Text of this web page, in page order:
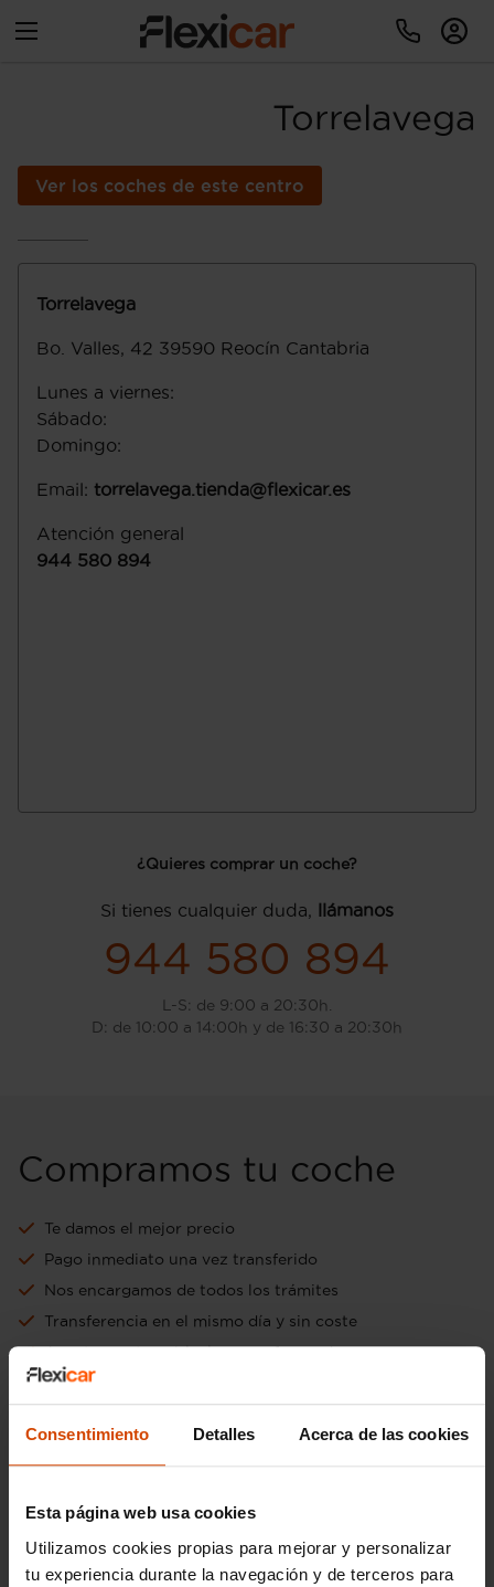
Consentimiento Detalles Acerca de las cookies
Esta página web usa cookies
Utilizamos cookies propias para mejorar y personalizar
tu experiencia durante la navegación y de terceros para
Torrelavega
Ver los coches de este centro
Torrelavega
Bo. Valles, 42 39590 Reocín Cantabria
Lunes a viernes:
Sábado:
Domingo:
Email: torrelavega.tienda@flexicar.es
Atención general
944 580 894
¿Quieres comprar un coche?
Si tienes cualquier duda, llámanos
944 580 894
L-S: de 9:00 a 20:30h.
D: de 10:00 a 14:00h y de 16:30 a 20:30h
Compramos tu coche
Te damos el mejor precio
Pago inmediato una vez transferido
Nos encargamos de todos los trámites
Transferencia en el mismo día y sin coste
Aceptamos tu vehículo como forma de pago
Si lo prefieres,
gestionamos la venta de